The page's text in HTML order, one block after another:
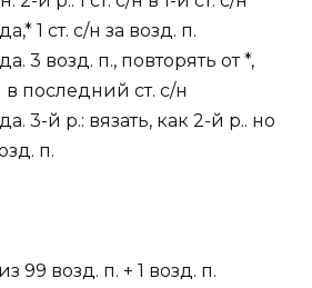
1 ст. с/н за возд. п.
3 возд. п., повторять от *,
в последний ст. с/н
3-й р.: вязать, как 2-й р.. но
п.
99 возд. п. + 1 возд. п.